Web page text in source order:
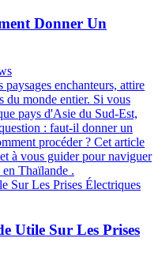
Donner Un
enchanteurs, attire
du monde entier. Si vous
pays d'Asie du Sud-Est,
: faut-il donner un
procéder ? Cet article
à vous guider pour naviguer
Thaïlande .
Utile Sur Les Prises